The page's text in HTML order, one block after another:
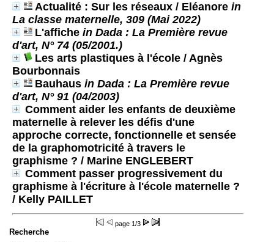
Actualité : Sur les réseaux / Eléanore in
La classe maternelle, 309 (Mai 2022)
L'affiche in Dada : La Première revue
d'art, N° 74 (05/2001.)
Les arts plastiques à l'école / Agnès
Bourbonnais
Bauhaus in Dada : La Première revue
d'art, N° 91 (04/2003)
Comment aider les enfants de deuxième
maternelle à relever les défis d'une
approche correcte, fonctionnelle et sensée
de la graphomotricité à travers le
graphisme ? / Marine ENGLEBERT
Comment passer progressivement du
graphisme à l'écriture à l'école maternelle ?
/ Kelly PAILLET
page 1/3
Recherche